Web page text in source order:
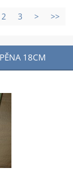
2 3 > >>
18CM